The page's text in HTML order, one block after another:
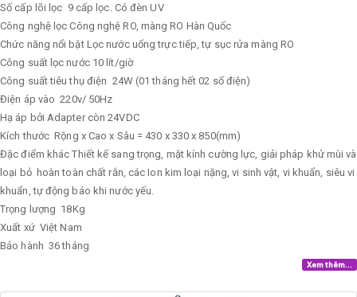
Số cấp lõi lọc 9 cấp lọc. Có đèn UV
Công nghệ lọc Công nghệ RO, màng RO Hàn Quốc
Chức năng nổi bật Lọc nước uống trực tiếp, tự sục rửa màng RO
Công suất lọc nước 10 lít/giờ
Công suất tiêu thụ điện 24W (01 tháng hết 02 số điện)
Điện áp vào 220v/ 50Hz
Hạ áp bởi Adapter còn 24VDC
Kích thước Rộng x Cao x Sâu = 430 x 330 x 850(mm)
Đặc điểm khác Thiết kế sang trọng, mặt kính cường lực, giải pháp khử mùi và
loại bỏ hoàn toàn chất rắn, các Ion kim loại nặng, vi sinh vật, vi khuẩn, siêu vi
khuẩn, tự động báo khi nước yếu.
Trọng lượng 18Kg
Xuất xứ Việt Nam
Bảo hành 36 tháng
Xem thêm...